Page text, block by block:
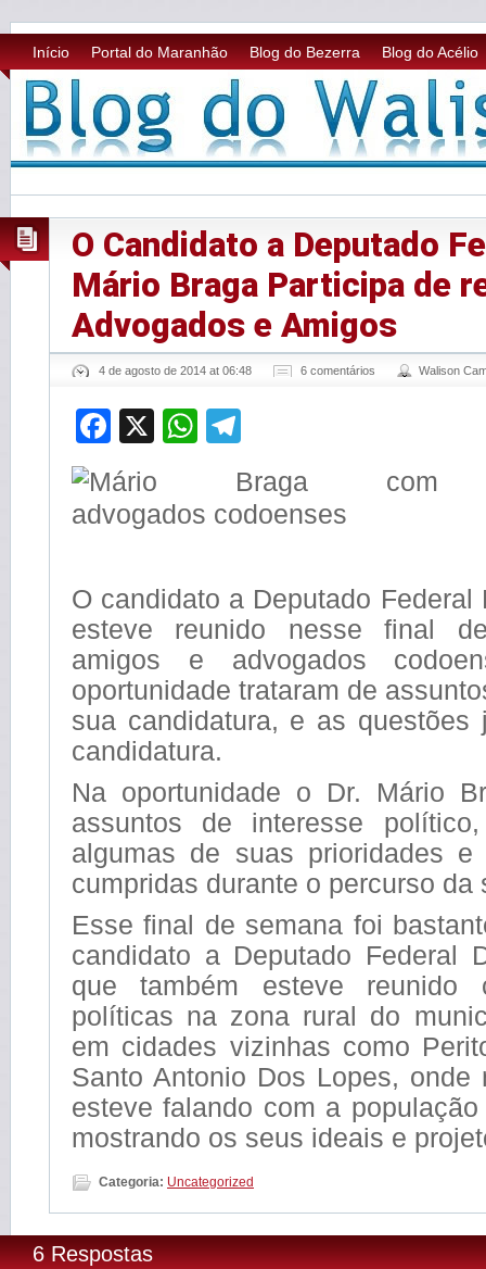
Início Portal do Maranhão Blog do Bezerra Blog do Acélio
O Candidato a Deputado
Mário Braga Participa de
Advogados e Amigos
4 de agosto de 2014 at 06:48 6 comentários Walison
Facebook
X WhatsApp
O candidato a Deputado Federal
esteve reunido nesse final
amigos e advogados
oportunidade trataram de
sua candidatura, e as questões
candidatura.
Na oportunidade o Dr. Mário
assuntos de interesse
algumas de suas prioridades
cumpridas durante o percurso da
Esse final de semana foi
candidato a Deputado Federal
que também esteve reunido
políticas na zona rural do
em cidades vizinhas como
Santo Antonio Dos Lopes, onde
esteve falando com a
mostrando os seus ideais e
Categoria: Uncategorized
6 Respostas